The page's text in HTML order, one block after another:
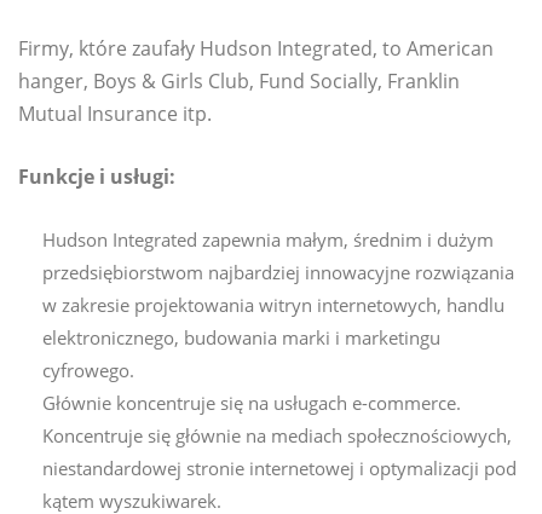
Firmy, które zaufały Hudson Integrated, to American
hanger, Boys & Girls Club, Fund Socially, Franklin
Mutual Insurance itp.
Funkcje i usługi:
Hudson Integrated zapewnia małym, średnim i dużym
przedsiębiorstwom najbardziej innowacyjne rozwiązania
w zakresie projektowania witryn internetowych, handlu
elektronicznego, budowania marki i marketingu
cyfrowego.
Głównie koncentruje się na usługach e-commerce.
Koncentruje się głównie na mediach społecznościowych,
niestandardowej stronie internetowej i optymalizacji pod
kątem wyszukiwarek.